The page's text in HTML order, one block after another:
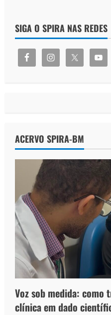
SIGA O SPIRA NAS REDES
ACERVO SPIRA-BM
Voz sob medida: como
clínica em dado